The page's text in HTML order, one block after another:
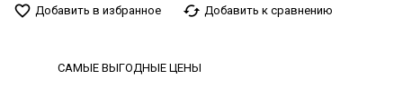
favorite_border Добавить в избранное cached Добавить к сравнению
САМЫЕ ВЫГОДНЫЕ ЦЕНЫ